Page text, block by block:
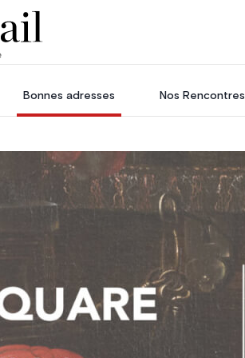
Bonnes adresses Nos Rencontres